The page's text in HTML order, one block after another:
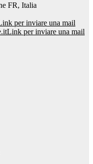
FR, Italia
per inviare una mail
Link per inviare una mail